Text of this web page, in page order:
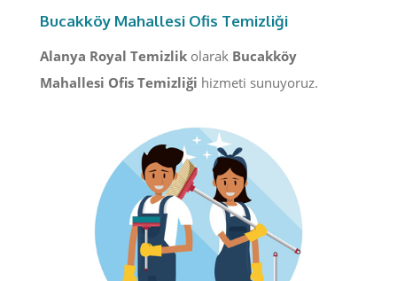
Bucakköy Mahallesi Ofis Temizliği
Alanya Royal Temizlik olarak Bucakköy
Mahallesi Ofis Temizliği hizmeti sunuyoruz.